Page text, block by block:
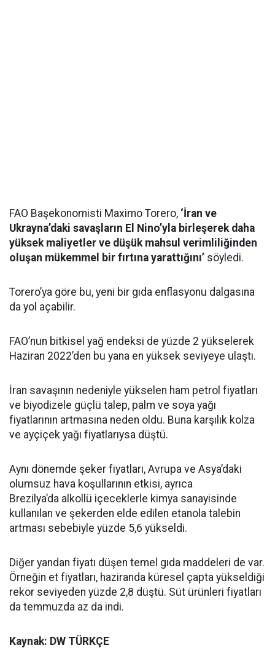
FAO Başekonomisti Maximo Torero, ‘İran ve
Ukrayna’daki savaşların El Nino’yla birleşerek daha
yüksek maliyetler ve düşük mahsul verimliliğinden
oluşan mükemmel bir fırtına yarattığını’ söyledi.
Torero’ya göre bu, yeni bir gıda enflasyonu dalgasına
da yol açabilir.
FAO’nun bitkisel yağ endeksi de yüzde 2 yükselerek
Haziran 2022’den bu yana en yüksek seviyeye ulaştı.
İran savaşının nedeniyle yükselen ham petrol fiyatları
ve biyodizele güçlü talep, palm ve soya yağı
fiyatlarının artmasına neden oldu. Buna karşılık kolza
ve ayçiçek yağı fiyatlarıysa düştü.
Aynı dönemde şeker fiyatları, Avrupa ve Asya’daki
olumsuz hava koşullarının etkisi, ayrıca
Brezilya’da alkollü içeceklerle kimya sanayisinde
kullanılan ve şekerden elde edilen etanola talebin
artması sebebiyle yüzde 5,6 yükseldi.
Diğer yandan fiyatı düşen temel gıda maddeleri de var.
Örneğin et fiyatları, haziranda küresel çapta yükseldiği
rekor seviyeden yüzde 2,8 düştü. Süt ürünleri fiyatları
da temmuzda az da indi.
Kaynak: DW TÜRKÇE